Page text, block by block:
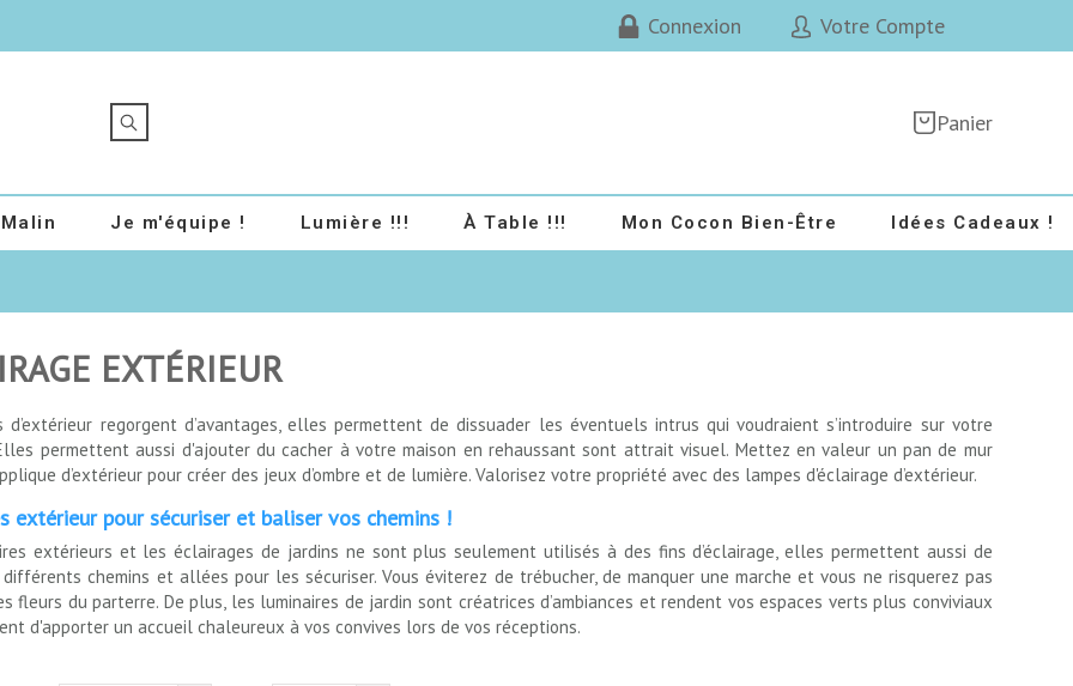
Connexion Votre Compte
Panier
Je m'équipe ! Lumière !!! À Table !!! Mon Cocon Bien-Être Idées Cadeaux !
EXTÉRIEUR
d’extérieur regorgent d’avantages, elles permettent de dissuader les éventuels intrus qui voudraient s’introduire sur votre
permettent aussi d'ajouter du cacher à votre maison en rehaussant sont attrait visuel. Mettez en valeur un pan de mur
d’extérieur pour créer des jeux d’ombre et de lumière. Valorisez votre propriété avec des lampes d'éclairage d’extérieur.
extérieur pour sécuriser et baliser vos chemins !
extérieurs et les éclairages de jardins ne sont plus seulement utilisés à des fins d’éclairage, elles permettent aussi de
chemins et allées pour les sécuriser. Vous éviterez de trébucher, de manquer une marche et vous ne risquerez pas
fleurs du parterre. De plus, les luminaires de jardin sont créatrices d’ambiances et rendent vos espaces verts plus conviviaux
d'apporter un accueil chaleureux à vos convives lors de vos réceptions.